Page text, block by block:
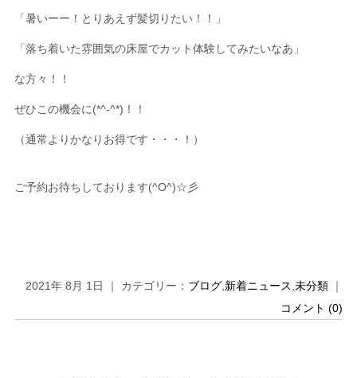
「暑いーー！とりあえず髪切りたい！！」
「落ち着いた雰囲気の床屋でカット体験してみたいなあ」
な方々！！
ぜひこの機会に(*^-^*)！！
（通常よりかなりお得です・・・！）
ご予約お待ちしております(^O^)☆彡
2021年 8月 1日 ｜ カテゴリー： ブログ,新着ニュース,未分類 ｜
コメント (0)